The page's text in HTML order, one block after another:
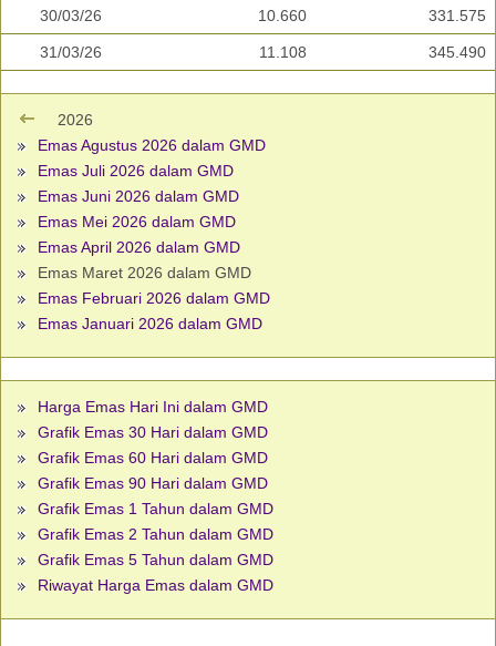
30/03/26 10.660 331.575
31/03/26 11.108 345.490
2026
Emas Agustus 2026 dalam GMD
Emas Juli 2026 dalam GMD
Emas Juni 2026 dalam GMD
Emas Mei 2026 dalam GMD
Emas April 2026 dalam GMD
Emas Maret 2026 dalam GMD
Emas Februari 2026 dalam GMD
Emas Januari 2026 dalam GMD
Harga Emas Hari Ini dalam GMD
Grafik Emas 30 Hari dalam GMD
Grafik Emas 60 Hari dalam GMD
Grafik Emas 90 Hari dalam GMD
Grafik Emas 1 Tahun dalam GMD
Grafik Emas 2 Tahun dalam GMD
Grafik Emas 5 Tahun dalam GMD
Riwayat Harga Emas dalam GMD